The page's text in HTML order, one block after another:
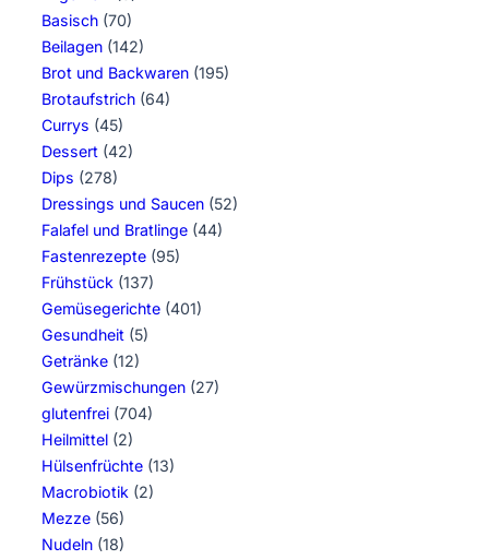
Basisch (70)
Beilagen (142)
Brot und Backwaren (195)
Brotaufstrich (64)
Currys (45)
Dessert (42)
Dips (278)
Dressings und Saucen (52)
Falafel und Bratlinge (44)
Fastenrezepte (95)
Frühstück (137)
Gemüsegerichte (401)
Gesundheit (5)
Getränke (12)
Gewürzmischungen (27)
glutenfrei (704)
Heilmittel (2)
Hülsenfrüchte (13)
Macrobiotik (2)
Mezze (56)
Nudeln (18)